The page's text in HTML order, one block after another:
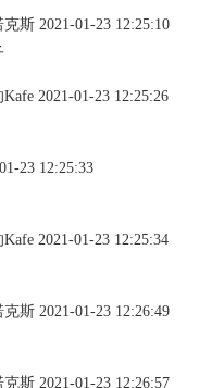
斯 2021-01-23 12:25:10
2021-01-23 12:25:26
23 12:25:33
2021-01-23 12:25:34
斯 2021-01-23 12:26:49
斯 2021-01-23 12:26:57